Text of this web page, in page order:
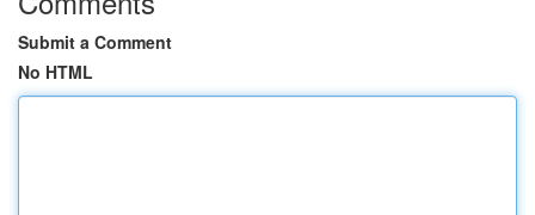
Submit a Comment
No HTML